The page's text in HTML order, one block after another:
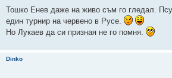
Тошко Енев даже на живо съм го гледал.
един турнир на червено в Русе.
Но Лукаев да си призная не го помня.
Dinko